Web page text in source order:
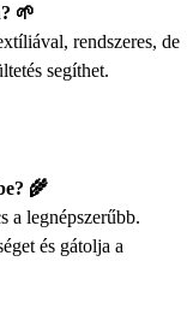
🌱
rendszeres, de
segíthet.
🌾
a legnépszerűbb.
és gátolja a